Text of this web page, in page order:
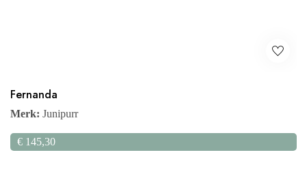
Fernanda
Merk: Junipurr
€ 145,30